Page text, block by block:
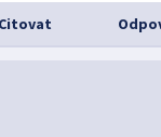
Citovat